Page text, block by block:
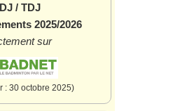
/ TDJ
2025/2026
sur
: 30 octobre 2025)